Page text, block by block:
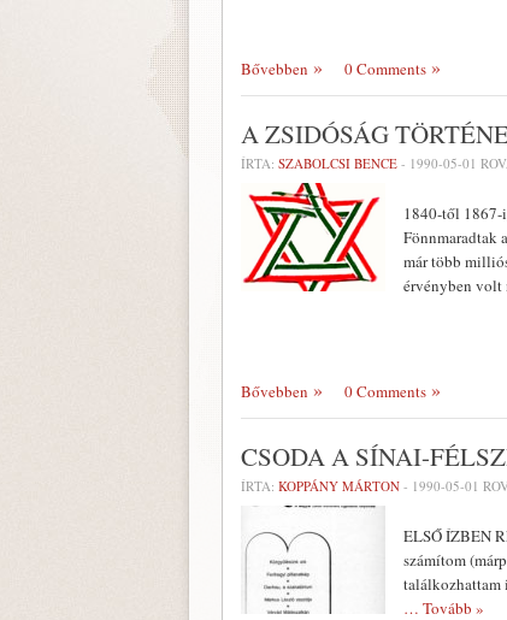
Bővebben 0 Comments
A ZSIDÓSÁG
ÍRTA: SZABOLCSI BENCE - 1990-05-01
1840-től 1867-
Fönnmaradtak
már több
érvényben volt
Bővebben 0 Comments
CSODA A SÍNAI-
ÍRTA: KOPPÁNY MÁRTON - 1990-05-01
ELSŐ ÍZBEN
számítom
találkozhattam
… Tovább »